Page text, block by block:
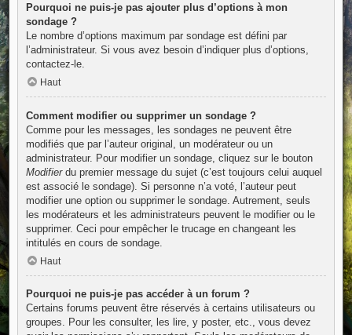
Pourquoi ne puis-je pas ajouter plus d’options à mon
sondage ?
Le nombre d’options maximum par sondage est défini par
l’administrateur. Si vous avez besoin d’indiquer plus d’options,
contactez-le.
Haut
Comment modifier ou supprimer un sondage ?
Comme pour les messages, les sondages ne peuvent être
modifiés que par l’auteur original, un modérateur ou un
administrateur. Pour modifier un sondage, cliquez sur le bouton
Modifierdu premier message du sujet (c’est toujours celui auquel
est associé le sondage). Si personne n’a voté, l’auteur peut
modifier une option ou supprimer le sondage. Autrement, seuls
les modérateurs et les administrateurs peuvent le modifier ou le
supprimer. Ceci pour empêcher le trucage en changeant les
intitulés en cours de sondage.
Haut
Pourquoi ne puis-je pas accéder à un forum ?
Certains forums peuvent être réservés à certains utilisateurs ou
groupes. Pour les consulter, les lire, y poster, etc., vous devez